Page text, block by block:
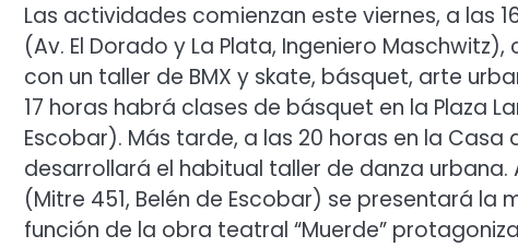
Las actividades comienzan este viernes, a las
(Av. El Dorado y La Plata, Ingeniero
con un taller de BMX y skate, básquet, arte
17 horas habrá clases de básquet en la Plaza
Escobar). Más tarde, a las 20 horas en la
desarrollará el habitual taller de danza urbana.
(Mitre 451, Belén de Escobar) se presentará la
función de la obra teatral “Muerde”